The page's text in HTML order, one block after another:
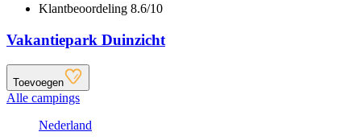
Klantbeoordeling 8.6/10
Vakantiepark Duinzicht
Toevoegen
Alle campings
Nederland